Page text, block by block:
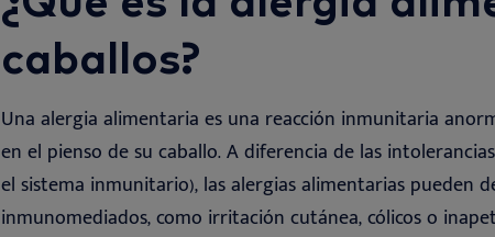
caballos?
Una alergia alimentaria es una reacción inmunitaria
en el pienso de su caballo. A diferencia de las
el sistema inmunitario), las alergias alimentarias pueden
inmunomediados, como irritación cutánea, cólicos o